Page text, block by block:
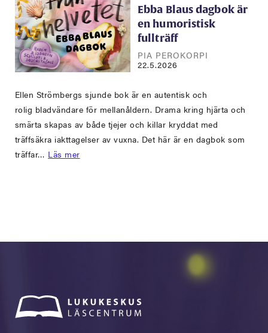
Ebba Blaus dagbok är
en humoristisk
fullträff
PIA PEROKORPI
22.5.2026
Ellen Strömbergs sjunde bok är en autentisk och
rolig bladvändare för mellanåldern. Drama kring hjärta och
smärta skapas av både tjejer och killar kryddat med
träffsäkra iakttagelser av vuxna. Det här är en dagbok som
träffar… Läs mer